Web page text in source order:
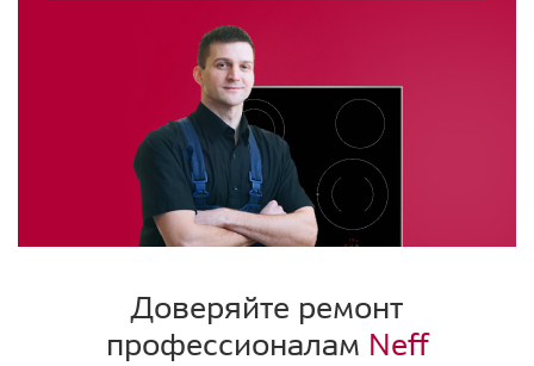
Доверяйте ремонт
профессионалам Neff